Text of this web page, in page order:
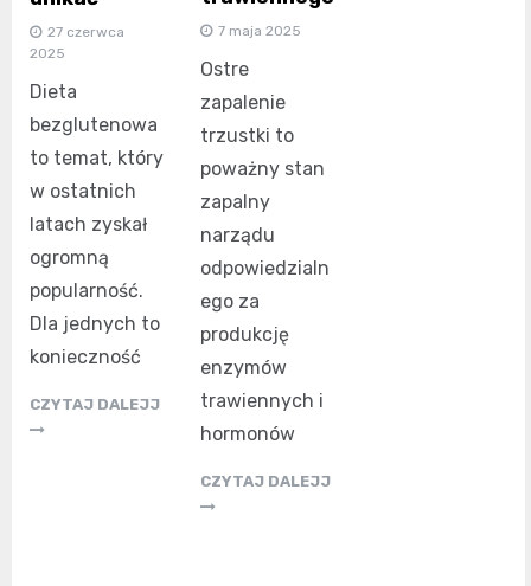
27 czerwca
2025
Dieta
bezglutenowa
to temat, który
w ostatnich
latach zyskał
ogromną
popularność.
Dla jednych to
konieczność
CZYTAJ DALEJJ
7 maja 2025
Ostre
zapalenie
trzustki to
poważny stan
zapalny
narządu
odpowiedzialn
ego za
produkcję
enzymów
trawiennych i
hormonów
CZYTAJ DALEJJ